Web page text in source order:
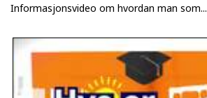
Informasjonsvideo om hvordan man som...